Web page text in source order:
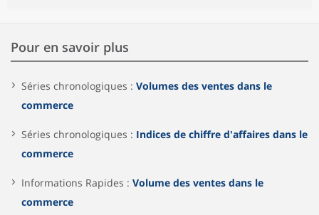
Pour en savoir plus
Séries chronologiques : Volumes des ventes dans le
commerce
Séries chronologiques : Indices de chiffre d'affaires dans le
commerce
Informations Rapides : Volume des ventes dans le
commerce